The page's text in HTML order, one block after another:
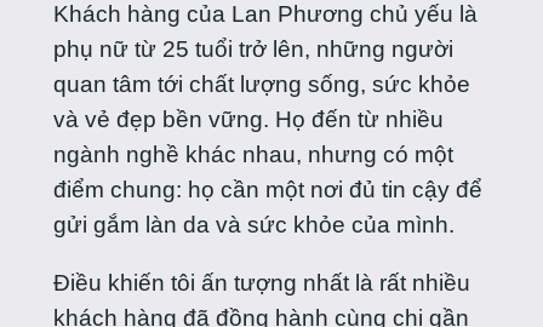
Khách hàng của Lan Phương chủ yếu là
phụ nữ từ 25 tuổi trở lên, những người
quan tâm tới chất lượng sống, sức khỏe
và vẻ đẹp bền vững. Họ đến từ nhiều
ngành nghề khác nhau, nhưng có một
điểm chung: họ cần một nơi đủ tin cậy để
gửi gắm làn da và sức khỏe của mình.
Điều khiến tôi ấn tượng nhất là rất nhiều
khách hàng đã đồng hành cùng chị gần